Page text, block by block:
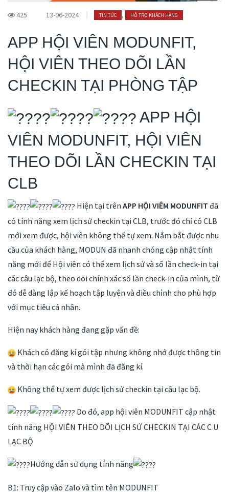
425 13-06-2024 TIN TỨC , HỖ TRỢ KHÁCH HÀNG
APP HỘI VIÊN MODUNFIT,
HỘI VIÊN THEO DÕI LẦN
CHECKIN TẠI PHÒNG TẬP
APP HỘI
VIÊN MODUNFIT, HỘI VIÊN
THEO DÕI LẦN CHECKIN TẠI
CLB
Hiện tại trên APP HỘI VIÊM MODUNFIT đã
có tính năng xem lịch sử checkin tại CLB, trước đó chỉ có CLB
mới xem được, hội viên không thể tự xem. Nắm bắt được nhu
cầu của khách hàng, MODUN đã nhanh chóng cập nhật tính
năng mới để Hội viên có thể xem lịch sử và số lần check-in tại
các câu lạc bộ, theo dõi chính xác số lần check-in của mình, từ
đó dễ dàng lập kế hoạch tập luyện và điều chỉnh cho phù hợp
với mục tiêu cá nhân.
Hiện nay khách hàng đang gặp vấn đề:
Khách có đăng kí gói tập nhưng không nhớ được thông tin
và thời hạn các gói mà mình đã đăng kí.
Không thể tự xem được lịch sử checkin tại câu lạc bộ.
Do đó, app hội viên MODUNFIT cập nhật
tính năng HỘI VIÊN THEO DÕI LỊCH SỬ CHECKIN TẠI CÁC C U
LẠC BỘ
Hướng dẫn sử dụng tính năng
B1: Truy cập vào Zalo và tìm tên MODUNFIT